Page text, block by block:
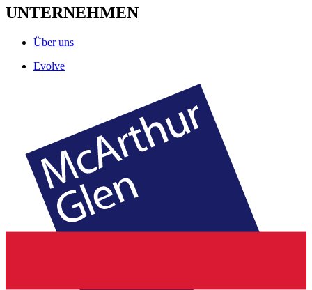
UNTERNEHMEN
Über uns
Evolve